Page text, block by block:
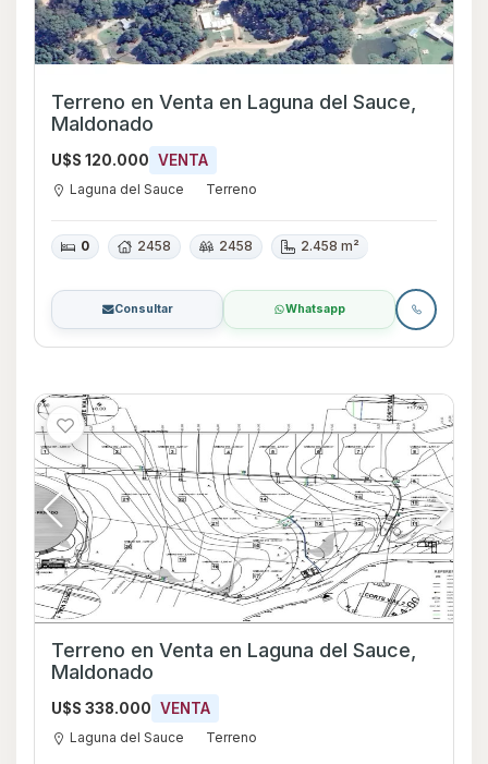
Terreno en Venta en Laguna del Sauce,
Maldonado
U$S 120.000 VENTA
Laguna del Sauce Terreno
0 2458 2458 2.458 m²
Consultar Whatsapp
Terreno en Venta en Laguna del Sauce,
Maldonado
U$S 338.000 VENTA
Laguna del Sauce Terreno